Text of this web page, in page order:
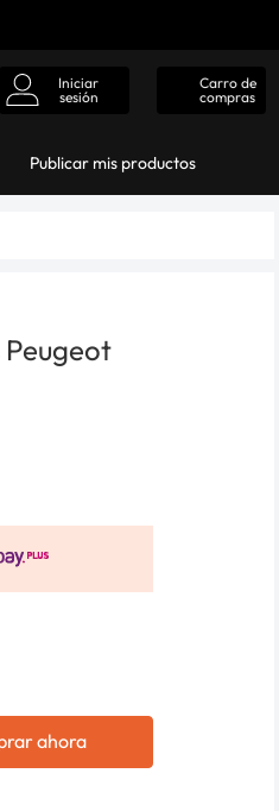
Iniciar
sesión
Carro de
compras
Publicar mis productos
ahora